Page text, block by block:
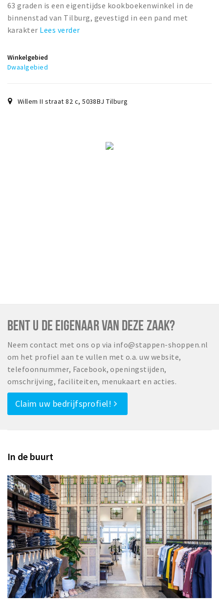
Natuurgebieden
Andere City Apps
Inloggen
63 graden is een eigentijdse kookboekenwinkel in de
binnenstad van Tilburg, gevestigd in een pand met
karakter Lees verder
Winkelgebied
Dwaalgebied
Willem II straat 82 c,5038BJ Tilburg
BENT U DE EIGENAAR VAN DEZE ZAAK?
Neem contact met ons op via info@stappen-shoppen.nl
om het profiel aan te vullen met o.a. uw website,
telefoonnummer, Facebook, openingstijden,
omschrijving, faciliteiten, menukaart en acties.
Claim uw bedrijfsprofiel!
In de buurt